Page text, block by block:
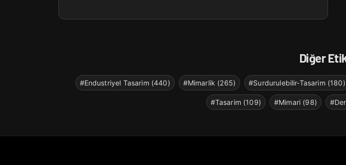
Diğer
#Endustriyel Tasarim (440) #Mimarlik (265) #Surdurulebilir-Tasarim (180)
#Tasarim (109) #Mimari (98)